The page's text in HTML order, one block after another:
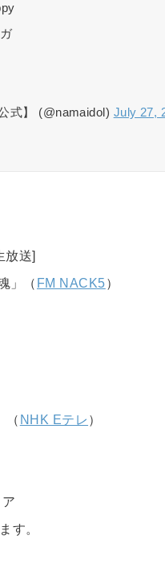
式】 (@namaidol) July 27,
放送]
」（ FM NACK5）
（ NHK Eテレ ）
す。